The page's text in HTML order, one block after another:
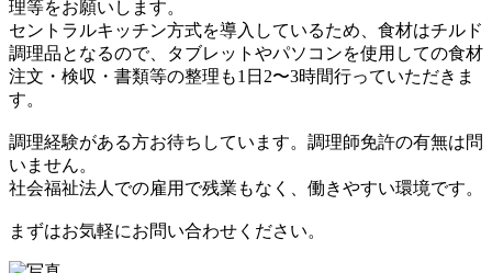
理等をお願いします。
セントラルキッチン方式を導入しているため、食材はチルド
調理品となるので、タブレットやパソコンを使用しての食材
注文・検収・書類等の整理も1日2〜3時間行っていただきま
す。
調理経験がある方お待ちしています。調理師免許の有無は問
いません。
社会福祉法人での雇用で残業もなく、働きやすい環境です。
まずはお気軽にお問い合わせください。